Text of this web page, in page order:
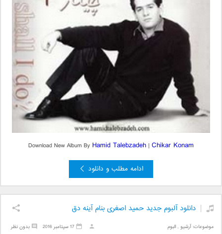
Download New Album By Hamid Talebzadeh | Chikar Konam
ادامه مطلب و دانلود
دانلود آلبوم جدید حمید اصغری بنام آینه دق
موضوعات:آرشیو ,البوم بدون نظر 17 سپتامبر 2016